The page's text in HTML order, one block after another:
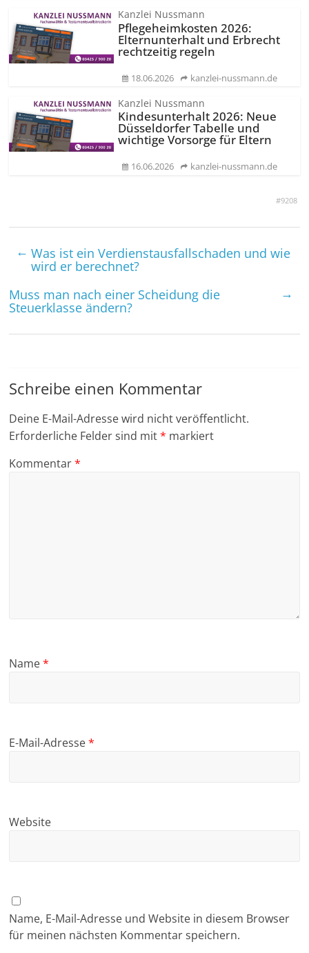
#9208
Kanzlei Nussmann
Pflegeheimkosten 2026:
Elternunterhalt und Erbrecht
rechtzeitig regeln
18.06.2026 kanzlei-nussmann.de
Kanzlei Nussmann
Kindesunterhalt 2026: Neue
Düsseldorfer Tabelle und
wichtige Vorsorge für Eltern
16.06.2026 kanzlei-nussmann.de
← Was ist ein Verdienstausfallschaden und wie
wird er berechnet?
Muss man nach einer Scheidung die
Steuerklasse ändern?
→
Schreibe einen Kommentar
Deine E-Mail-Adresse wird nicht veröffentlicht.
Erforderliche Felder sind mit* markiert
Kommentar*
Name*
E-Mail-Adresse*
Website
Name, E-Mail-Adresse und Website in diesem Browser
für meinen nächsten Kommentar speichern.